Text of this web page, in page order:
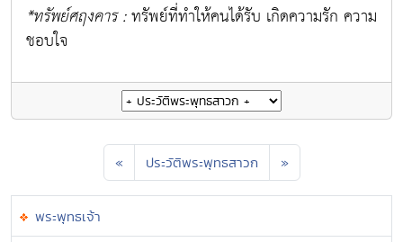
*ทรัพย์ศฤงคาร :ทรัพย์ที่ทำให้คนได้รับ เกิดความรัก ความ
ชอบใจ
« ประวัติพระพุทธสาวก »
พระพุทธเจ้า